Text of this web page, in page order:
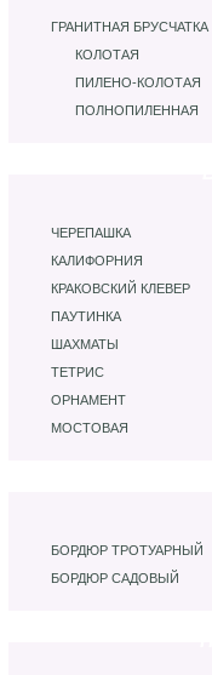
ГРАНИТНАЯ БРУСЧАТКА
КОЛОТАЯ
ПИЛЕНО-КОЛОТАЯ
ПОЛНОПИЛЕННАЯ
ЧЕРЕПАШКА
КАЛИФОРНИЯ
КРАКОВСКИЙ КЛЕВЕР
ПАУТИНКА
ШАХМАТЫ
ТЕТРИС
ОРНАМЕНТ
МОСТОВАЯ
БОРДЮР ТРОТУАРНЫЙ
БОРДЮР САДОВЫЙ